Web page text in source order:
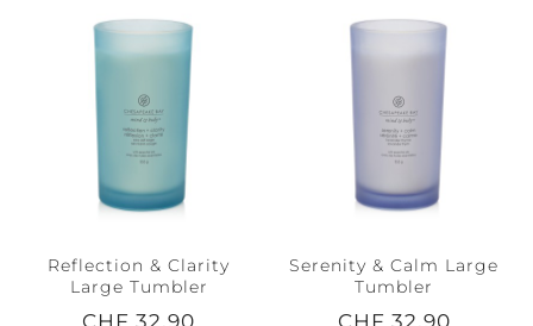
Reflection & Clarity
Large Tumbler
CHF 32.90
Serenity & Calm Large
Tumbler
CHF 32.90